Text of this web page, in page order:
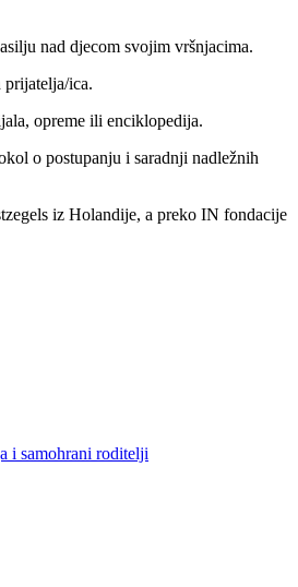
nad djecom svojim vršnjacima.
ica.
opreme ili enciklopedija.
o postupanju i saradnji nadležnih
iz Holandije, a preko IN fondacije
i samohrani roditelji